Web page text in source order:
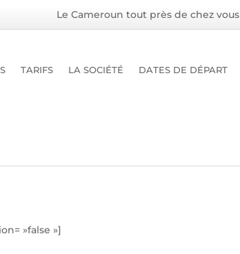
Le Cameroun tout près de chez vous
TARIFS LA SOCIÉTÉ DATES DE DÉPART
»false »]